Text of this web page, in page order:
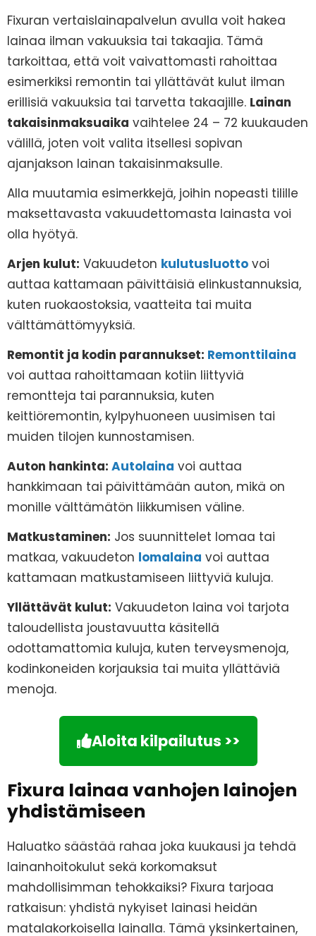
Fixuran vertaislainapalvelun avulla voit hakea
lainaa ilman vakuuksia tai takaajia. Tämä
tarkoittaa, että voit vaivattomasti rahoittaa
esimerkiksi remontin tai yllättävät kulut ilman
erillisiä vakuuksia tai tarvetta takaajille. Lainan
takaisinmaksuaika vaihtelee 24 – 72 kuukauden
välillä, joten voit valita itsellesi sopivan
ajanjakson lainan takaisinmaksulle.
Alla muutamia esimerkkejä, joihin nopeasti tilille
maksettavasta vakuudettomasta lainasta voi
olla hyötyä.
Arjen kulut: Vakuudeton kulutusluotto voi
auttaa kattamaan päivittäisiä elinkustannuksia,
kuten ruokaostoksia, vaatteita tai muita
välttämättömyyksiä.
Remontit ja kodin parannukset: Remonttilaina
voi auttaa rahoittamaan kotiin liittyviä
remontteja tai parannuksia, kuten
keittiöremontin, kylpyhuoneen uusimisen tai
muiden tilojen kunnostamisen.
Auton hankinta: Autolaina voi auttaa
hankkimaan tai päivittämään auton, mikä on
monille välttämätön liikkumisen väline.
Matkustaminen: Jos suunnittelet lomaa tai
matkaa, vakuudeton lomalaina voi auttaa
kattamaan matkustamiseen liittyviä kuluja.
Yllättävät kulut: Vakuudeton laina voi tarjota
taloudellista joustavuutta käsitellä
odottamattomia kuluja, kuten terveysmenoja,
kodinkoneiden korjauksia tai muita yllättäviä
menoja.
Aloita kilpailutus >>
Fixura lainaa vanhojen lainojen
yhdistämiseen
Haluatko säästää rahaa joka kuukausi ja tehdä
lainanhoitokulut sekä korkomaksut
mahdollisimman tehokkaiksi? Fixura tarjoaa
ratkaisun: yhdistä nykyiset lainasi heidän
matalakorkoisella lainalla. Tämä yksinkertainen,